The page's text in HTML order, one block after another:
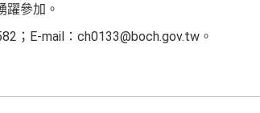
躍參加。
；E-mail：ch0133@boch.gov.tw。